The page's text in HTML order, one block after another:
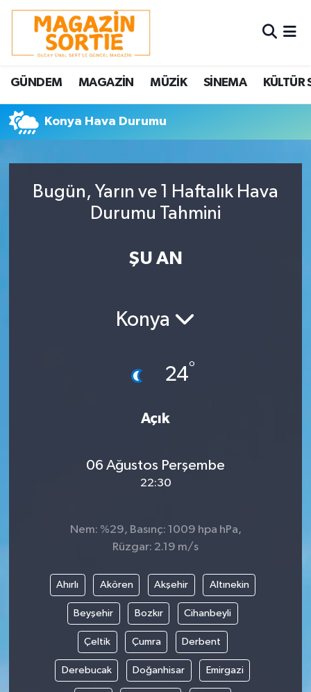
GÜNDEM MAGAZİN MÜZİK SİNEMA KÜLTÜR
Konya Hava Durumu
Bugün, Yarın ve 1 Haftalık Hava
Durumu Tahmini
ŞU AN
Konya
24°
Açık
06 Ağustos Perşembe
22:30
Nem: %29, Basınç: 1009 hpa hPa,
Rüzgar: 2.19 m/s
Ahırlı Akören Akşehir Altınekin
Beyşehir Bozkır Cihanbeyli
Çeltik Çumra Derbent
Derebucak Doğanhisar Emirgazi
Nöbetçi Eczaneler
Hava Durumu
Trafik Durumu
Tüm Manşetler